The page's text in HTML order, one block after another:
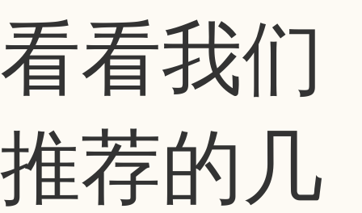
看看我们
推荐的几